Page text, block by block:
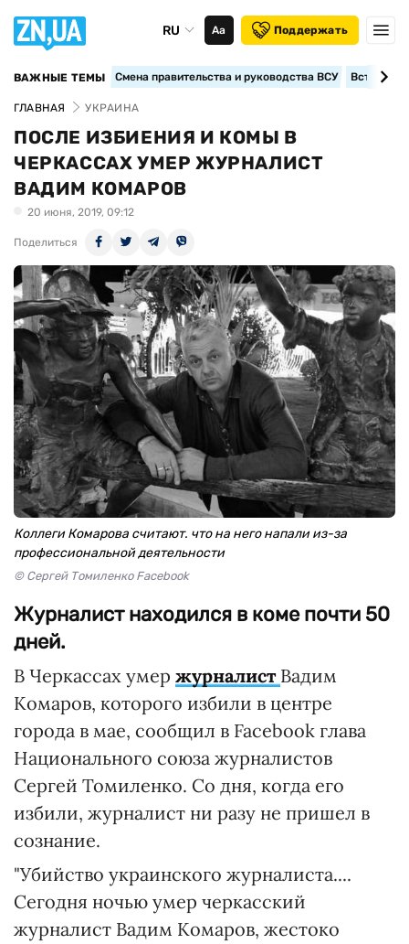
RU Аа Поддержать
ВАЖНЫЕ ТЕМЫ Смена правительства и руководства ВСУ
ГЛАВНАЯ УКРАИНА
ПОСЛЕ ИЗБИЕНИЯ И КОМЫ В
ЧЕРКАССАХ УМЕР ЖУРНАЛИСТ
ВАДИМ КОМАРОВ
20 июня, 2019, 09:12
Поделиться
Коллеги Комарова считают. что на него напали из-за
профессиональной деятельности
© Сергей Томиленко Facebook
Журналист находился в коме почти 50
дней.
В Черкассах умер журналист Вадим
Комаров, которого избили в центре
города в мае, сообщил в Facebook глава
Национального союза журналистов
Сергей Томиленко. Со дня, когда его
избили, журналист ни разу не пришел в
сознание.
"Убийство украинского журналиста....
Сегодня ночью умер черкасский
журналист Вадим Комаров, жестоко